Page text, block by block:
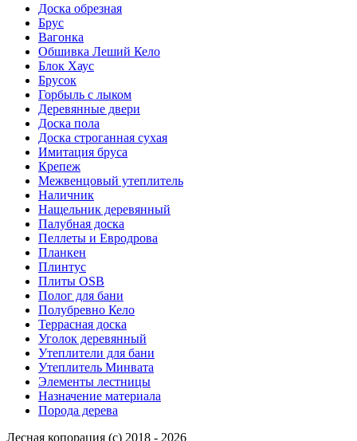
Доска обрезная
Брус
Вагонка
Обшивка Леший Кело
Блок Хаус
Брусок
Горбыль с лыком
Деревянные двери
Доска пола
Доска строганная сухая
Имитация бруса
Крепеж
Межвенцовый утеплитель
Наличник
Нащельник деревянный
Палубная доска
Пеллеты и Евродрова
Планкен
Плинтус
Плиты OSB
Полог для бани
Полубревно Кело
Террасная доска
Уголок деревянный
Утеплители для бани
Утеплитель Минвата
Элементы лестницы
Назначение материала
Порода дерева
Лесная копорация (с) 2018 - 2026